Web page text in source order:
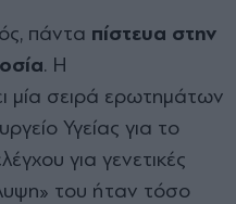
πάντα πίστευα στην
. Η
μία σειρά ερωτημάτων
Υγείας για το
για γενετικές
του ήταν τόσο